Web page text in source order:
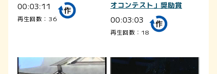
00:03:11
再生回数：36
オコンテスト」奨励賞
00:03:03
再生回数：18